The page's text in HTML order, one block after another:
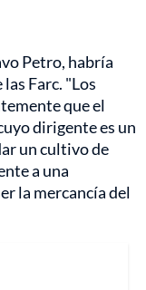
Petro, habría
Farc. "Los
que el
dirigente es un
un cultivo de
a una
la mercancía del